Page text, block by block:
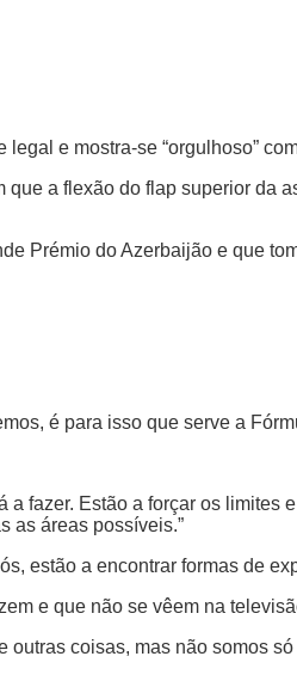
e mostra-se “orgulhoso”
a flexão do flap superior
Prémio do Azerbaijão e que
é para isso que serve a
fazer. Estão a forçar os
as áreas possíveis.”
estão a encontrar formas de
e que não se vêem na
outras coisas, mas não somos só